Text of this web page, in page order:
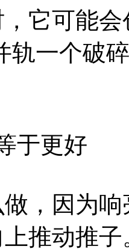
它可能
轨一个破
于更好
，因为
推动推